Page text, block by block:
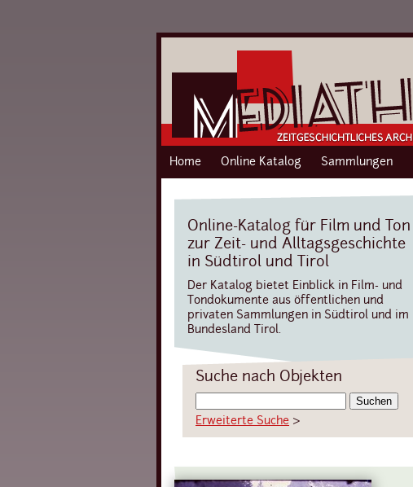
Home
Online Katalog Sammlungen
Online-Katalog für Film und Ton
zur Zeit- und Alltagsgeschichte
in Südtirol und Tirol
Der Katalog bietet Einblick in Film- und
Tondokumente aus öffentlichen und
privaten Sammlungen in Südtirol und im
Bundesland Tirol.
Suche nach Objekten
Erweiterte Suche ›